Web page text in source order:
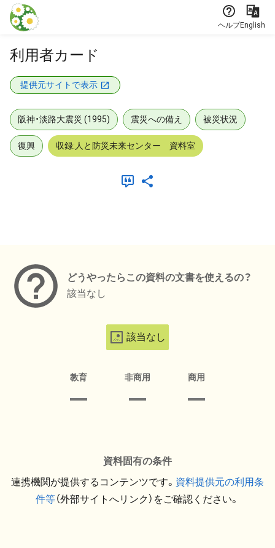
本文に飛ぶ
ヘルプEnglish
利用者カード
提供元サイトで表示
阪神・淡路大震災 (1995) 震災への備え 被災状況
復興 収録:人と防災未来センター 資料室
どうやったらこの資料の文書を使えるの？
該当なし
該当なし
教育 非商用 商用
資料固有の条件
連携機関が提供するコンテンツです。 資料提供元の利用条
件等（外部サイトへリンク）をご確認ください。